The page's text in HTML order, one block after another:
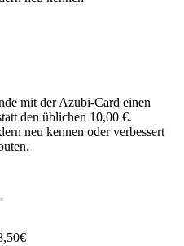
mit der Azubi-Card einen
den üblichen 10,00 €.
neu kennen oder verbessert